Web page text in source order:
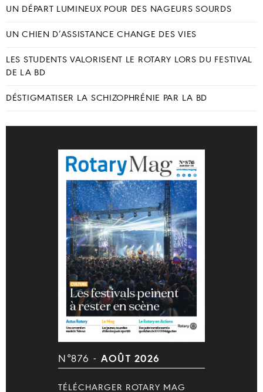
UN DÉPART LUMINEUX POUR DES NAGEURS SOURDS
UN CHIEN D’ASSISTANCE CHANGE DES VIES
LES STUDENTS VALORISENT LE ROTARY LORS DU FESTIVAL
DE LA BD
DÉSTIGMATISER LA SCHIZOPHRÉNIE PAR LA BD
N°876 - AOÛT 2026
TÉLÉCHARGER ROTARY MAG